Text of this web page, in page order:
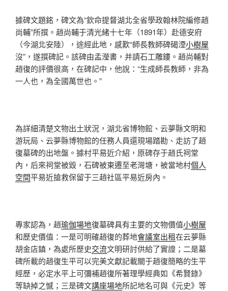
據碑文題銘，碑文為“欽命提督湖北全省學政翰林院編修趙
尚輔”所撰。趙尚輔于清光緒十七年（1891年）赴德安府
（今湖北安陸），途經此地，感歎“師長教師碑碣湮小樹屋
沒”，遂撰碑記。該碑由孟瀅書，并請石工雕鏤。趙尚輔對
趙復的評價很高，在碑記中，他說：“生成師長教師，非為
一人也，為全國萬世也。”
為詳細清楚文物出土狀況，湖北省博物館、云夢縣文明和
游玩局、云夢縣博物館的任務人員還現場踏勘、走訪了趙
復墓碑的出地盤。據村平易近介紹，原碑存于趙氏祠堂
內，后來祠堂被毀，石碑被東遷至老灣塘，被當地村個人
空間平易近搶救保留于三趙社區平易近房內。
專家認為，趙瑜伽場地復墓碑具有主要的文物價值小樹屋
和歷史價值：一是可明確趙復的葬地會議室出租在云夢縣
胡金店鎮，為處所歷史交流文明研討供給了實證；二是墓
碑所載的趙復生平可以完美文獻記載關于趙復簡略的生平
經歷，必定水平上可彌補趙復所著理學經典如《希賢錄》
等缺掉之憾；三是碑文講座場地所記地名可與《元史》等